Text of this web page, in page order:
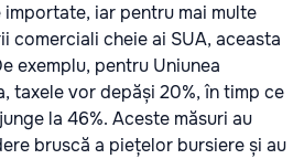
iar pentru mai multe
comerciali cheie ai SUA, aceasta
exemplu, pentru Uniunea
taxele vor depăși 20%, în timp ce
la 46%. Aceste măsuri au
bruscă a piețelor bursiere și au